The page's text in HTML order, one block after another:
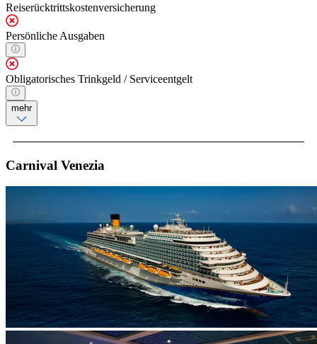
Reiserücktrittskostenversicherung
Persönliche Ausgaben
Obligatorisches Trinkgeld / Serviceentgelt
mehr
Carnival Venezia